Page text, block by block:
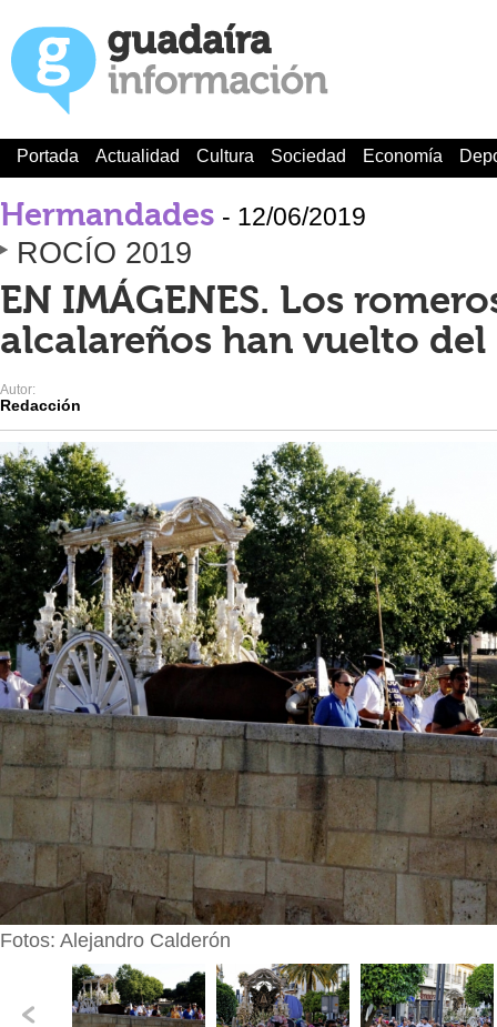
Portada Actualidad Cultura Sociedad Economía
Hermandades - 12/06/2019
ROCÍO 2019
EN IMÁGENES. Los
alcalareños han vuelto del
Autor:
Redacción
Fotos: Alejandro Calderón